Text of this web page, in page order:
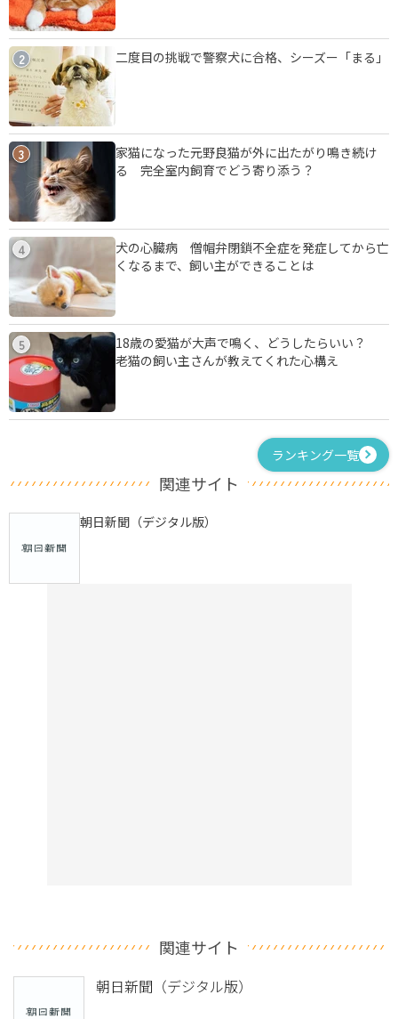
2 二度目の挑戦で警察犬に合格、シーズー「まる」
3
家猫になった元野良猫が外に出たがり鳴き続け
る 完全室内飼育でどう寄り添う？
4
犬の心臓病 僧帽弁閉鎖不全症を発症してから亡
くなるまで、飼い主ができることは
5
18歳の愛猫が大声で鳴く、どうしたらいい？
老猫の飼い主さんが教えてくれた心構え
ランキング一覧
関連サイト
朝日新聞（デジタル版）
関連サイト
朝日新聞（デジタル版）